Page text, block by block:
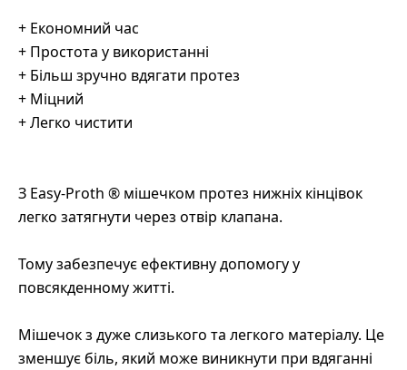
+ Економний час
+ Простота у використанні
+ Більш зручно вдягати протез
+ Міцний
+ Легко чистити
З Easy-Proth ® мішечком протез нижніх кінцівок
легко затягнути через отвір клапана.
Тому забезпечує ефективну допомогу у
повсякденному житті.
Мішечок з дуже слизького та легкого матеріалу. Це
зменшує біль, який може виникнути при вдяганні